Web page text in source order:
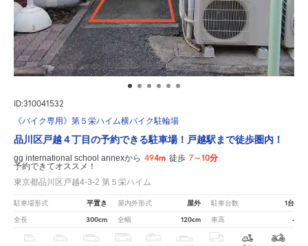
ID:310041532
《バイク専用》第５栄ハイム横バイク駐輪場
品川区戸越４丁目の予約できる駐車場！戸越駅まで徒歩圏内！
gg international school annexから 494m 徒歩 7～10分
予約できてオススメ！
東京都品川区戸越4-3-2 第５栄ハイム
駐車場形式 平置き 屋内外形式 屋外 駐車台数 1台
全長 300cm 全幅 120cm 車高 -